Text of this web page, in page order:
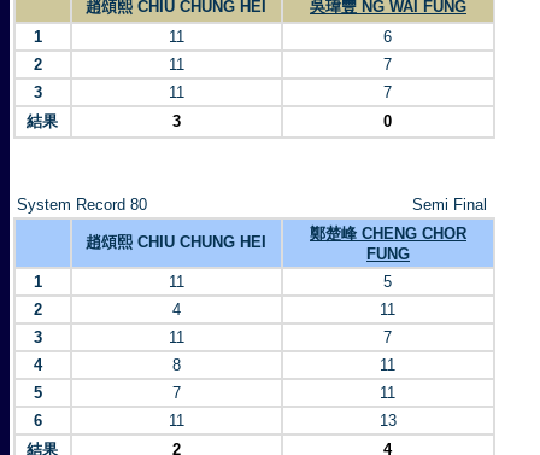
趙頌熙 CHIU CHUNG HEI
吳瑋豐 NG WAI FUNG
1
11
6
2
11
7
3
11
7
結果
3 0
System Record 80 Semi Final
趙頌熙 CHIU CHUNG HEI
鄭楚峰 CHENG CHOR
FUNG
1
11
5
2
4
11
3
11
7
4
8
11
5
7
11
6
11
13
結果
2 4